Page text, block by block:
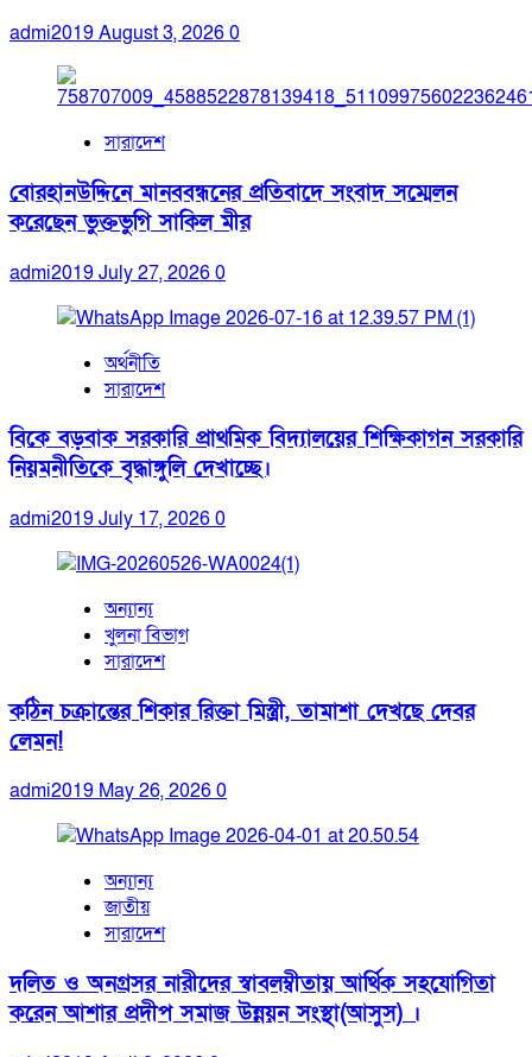
admi2019August 3, 20260
সারাদেশ
বোরহানউদ্দিনে মানববন্ধনের প্রতিবাদে সংবাদ সম্মেলন
করেছেন ভুক্তভুগি সাকিল মীর
admi2019July 27, 20260
অর্থনীতি
সারাদেশ
বিকে বড়বাক সরকারি প্রাথমিক বিদ্যালয়ের শিক্ষিকাগন সরকারি
নিয়মনীতিকে বৃদ্ধাঙ্গুলি দেখাচ্ছে।
admi2019July 17, 20260
অন্যান্য
খুলনা বিভাগ
সারাদেশ
কঠিন চক্রান্তের শিকার রিক্তা মিস্ত্রী, তামাশা দেখছে দেবর
লেমন!
admi2019 May 26, 20260
অন্যান্য
জাতীয়
সারাদেশ
দলিত ও অনগ্রসর নারীদের স্বাবলম্বীতায় আর্থিক সহযোগিতা
করেন আশার প্রদীপ সমাজ উন্নয়ন সংস্থা(আসুস) ।